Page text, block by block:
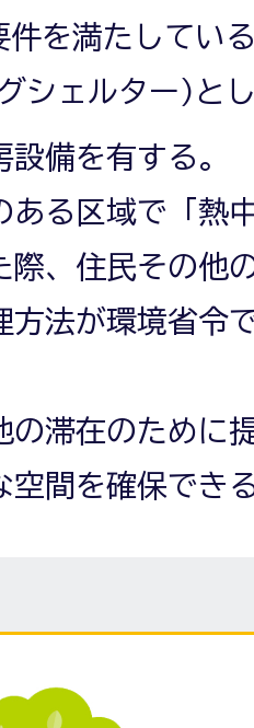
件を満たしてい
シェルター)と
備を有する。
ある区域で「熱
際、住民その他
方法が環境省令
の滞在のために
空間を確保でき